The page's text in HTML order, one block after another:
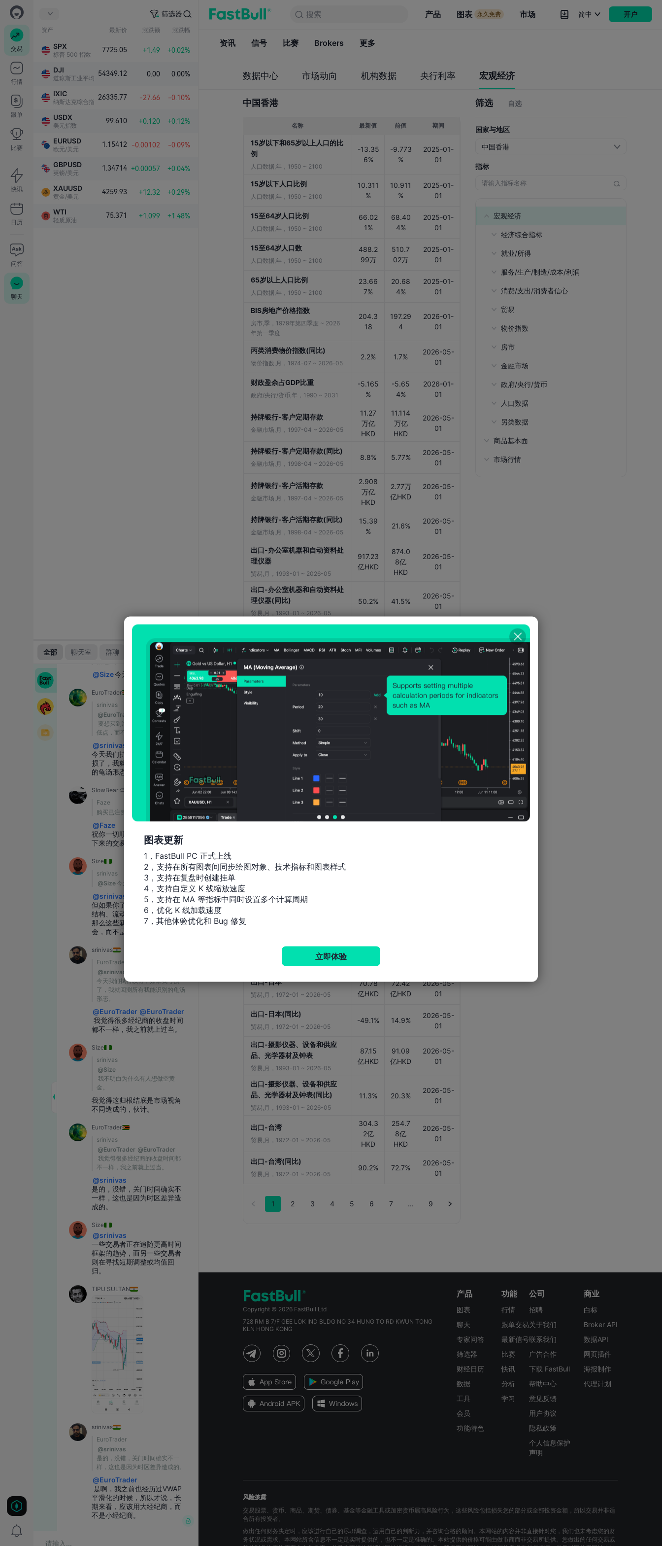
交易
行情
跟单
比赛
快讯
日历
问答
聊天
筛选器
资产 最新价 涨跌额 涨跌幅
SPX
标普 500 指数
7725.05 +1.49 +0.02%
DJI
道琼斯工业平均指数
54349.12 0.00 0.00%
IXIC
纳斯达克综合指数
26335.77 -27.66 -0.10%
USDX
美元指数
99.610 +0.120 +0.12%
EURUSD
欧元/美元
1.15412 -0.00102 -0.09%
GBPUSD
英镑/美元
1.34714 +0.00057 +0.04%
XAUUSD
黄金/美元
4259.93 +12.32 +0.29%
WTI
轻质原油
75.371 +1.099 +1.48%
搜索 产品 图表 永久免费 市场
资讯 信号
简中 开户
搜索
资讯 信号 比赛 Brokers 更多
数据中心 市场动向 机构数据 央行利率 宏观经济
中国香港
名称 最新值 前值 期间
15岁以下和65岁以上人口的比
例
人口数据,年，1950 ~ 2100
-13.35
6%
-9.773
%
2025-01-
01
15岁以下人口比例
人口数据,年，1950 ~ 2100
10.311
%
10.911
%
2025-01-
01
15至64岁人口比例
人口数据,年，1950 ~ 2100
66.02
1%
68.40
4%
2025-01-
01
15至64岁人口数
人口数据,年，1950 ~ 2100
488.2
99万
510.7
02万
2025-01-
01
65岁以上人口比例
人口数据,年，1950 ~ 2100
23.66
7%
20.68
4%
2025-01-
01
BIS房地产价格指数
房市,季，1979年第四季度 ~ 2026
年第一季度
204.3
18
197.29
4
2026-01-
01
丙类消费物价指数(同比)
物价指数,月，1974-07 ~ 2026-05
2.2% 1.7%
2026-05-
01
财政盈余占GDP比重
政府/央行/货币,年，1990 ~ 2031
-5.165
%
-5.65
4%
2026-01-
01
持牌银行-客户定期存款
金融市场,月，1997-04 ~ 2026-05
11.27
万亿
HKD
11.114
万亿
HKD
2026-05-
01
持牌银行-客户定期存款(同比)
金融市场,月，1998-04 ~ 2026-05
8.8% 5.77%
2026-05-
01
持牌银行-客户活期存款
金融市场,月，1997-04 ~ 2026-05
2.908
万亿
HKD
2.77万
亿HKD
2026-05-
01
持牌银行-客户活期存款(同比)
金融市场,月，1998-04 ~ 2026-05
15.39
%
21.6%
2026-05-
01
出口-办公室机器和自动资料处
理仪器
贸易,月，1993-01 ~ 2026-05
917.23
亿HKD
874.0
8亿
HKD
2026-05-
01
出口-办公室机器和自动资料处
理仪器(同比)
贸易,月，1993-01 ~ 2026-05
50.2% 41.5%
2026-05-
01
贸易,月，1993-01 ~ 2026-05
42亿
HKD
61亿
HKD
出口-电动机械、仪器和用具及
零件(同比)
贸易,月，1993-01 ~ 2026-05
2026-05-
01
出口-动力发动机械及设备
贸易,月，1993-01 ~ 2026-05
147.11
165.3
2026-05-
出口-动力发动机械及设备(同
2026-05-
出口-非金属矿物制品
贸易,月，1993-01 ~ 2026-05
2026-05-
出口-非金属矿物制品(同比)
-5.9% 57.5%
贸易,月，1972-01 ~ 2025-12
贸易,月，1972-01 ~ 2025-12
出口-美国(同比)
贸易,月，1972-01 ~ 2026-05
出口-日本
贸易,月，1972-01 ~ 2026-05
70.78
亿HKD
72.42
亿HKD
2026-05-
01
出口-日本(同比)
贸易,月，1972-01 ~ 2026-05
-49.1% 14.9%
2026-05-
01
出口-摄影仪器、设备和供应
品、光学器材及钟表
贸易,月，1993-01 ~ 2026-05
87.15
亿HKD
91.09
亿HKD
2026-05-
01
出口-摄影仪器、设备和供应
品、光学器材及钟表(同比)
贸易,月，1993-01 ~ 2026-05
11.3% 20.3%
2026-05-
01
出口-台湾
贸易,月，1972-01 ~ 2026-05
304.3
2亿
HKD
254.7
8亿
HKD
2026-05-
01
出口-台湾(同比)
贸易,月，1972-01 ~ 2026-05
90.2% 72.7%
2026-05-
01
1 2 3 4 5 6 7 ... 9
筛选 自选
国家与地区
中国香港
指标
宏观经济
经济综合指标
出口占GDP比重
固定资本形成总额占GDP比重
进口占GDP比重
名义国内生产总值(GDP)(NSA,美
比)
名义国内生产总值(GDP)(NSA)
名义国内生产总值(GDP)(PPP,IMF预
名义国内生产总值(GDP)-出口(美元)
名义国内生产总值(GDP)-出口-GDP
占比
名义国内生产总值(GDP)-进口(美元)
名义国内生产总值-资本形成总额(美
元)
名义国内生产总值-资本形成总额(占
GDP 的百分比)
名义人均GDP(PPP,IMF预估)
名义人均GDP(美元,IMF预估)
实际国内生产总值(GDP)(NSA, 同
比)
实际国内生产总值(GDP)(NSA)
实际国内生产总值(GDP)-产品税
(NSA, 同比)
实际国内生产总值(GDP)-出口总额
实际国内生产总值(GDP)-公共行
实际国内生产总值(GDP)-私人消费
开支(NSA, 同比)
实际国内生产总值(GDP)-信息及通
讯(NSA, 同比)
实际国内生产总值(GDP)-邮政及速
递服务(NSA, 同比)
实际国内生产总值(GDP)-运输及仓
库(NSA, 同比)
实际国内生产总值(GDP)-政府消费
开支(NSA, 同比)
实际国内生产总值(GDP)-制造(NSA,
用服务(NSA, 同比)
实际国内生产总值(GDP)-资本形成
就业/所得
就业总人数(所有产业)
劳动参与率-15岁以上(ILO预估)
劳动参与率-15岁至64岁(ILO预估)
劳动参与率-25岁至54岁(ILO预估)
失业率(SA)
服务/生产/制造/成本/利润
每小时实际产出(美元,ILO预估)
每小时实际产出(美元,PWT预估)
消费/支出/消费者信心
零售业销货额-百货公司
零售业销货额-百货公司(同比)
零售业销货额-超级市场
零售业销货额-超级市场(同比)
零售业销货额-超级市场及百货公司
内的超级市场部门(同比)
零售业销货额-耐用消费品
零售业销货额-耐用消费品(同比)
零售业销货额-衣物、鞋类及有关制
品
零售业销货额-衣物、鞋类及有关制
品(同比)
零售业销货额-珠宝首饰、钟表及名
贵礼物
零售业销货额-珠宝首饰、钟表及名
贵礼物(同比)
零售业销货总额
零售业销货总额(同比)
贸易
出口-办公室机器和自动资料处理仪
器(同比)
出口-电动机械、仪器和用具及零件
出口-电动机械、仪器和用具及零件
(同比)
出口-动力发动机械及设备
出口-动力发动机械及设备(同比)
出口-摄影仪器、设备和供应品、光
学器材及钟表
出口-摄影仪器、设备和供应品、光
学器材及钟表(同比)
出口-台湾
出口-台湾(同比)
出口-通讯、录音及音响设备和仪器
出口-通讯、录音及音响设备和仪器
(同比)
出口-衣物及衣物配件
出口-衣物及衣物配件(同比)
出口-印度
出口-印度(同比)
出口-专业、科学及控制用仪器及器
进口-办公室机器和自动资料处理仪
器
进口-办公室机器和自动资料处理仪
器(同比)
进口-电动机械、仪器和用具及零件
进口-电动机械、仪器和用具及零件
(同比)
进口-动力发动机械及设备
进口-菲律宾
进口-菲律宾(同比)
进口-韩国
进口-韩国(同比)
物价指数
丙类消费物价指数(同比)
甲类消费物价指数(同比)
乙类消费物价指数(同比)
综合消费物价指数(同比)
综合消费物价指数-电力、燃气及水
房市
BIS房地产价格指数
房价所得比
私人住宅售价指数(所有类别, 同比)
私人住宅售价指数(所有类别)
私人住宅租金指数(所有类别, 同比)
私人住宅租金指数(所有类别)
金融市场
持牌银行-客户定期存款
持牌银行-客户定期存款(同比)
持牌银行-客户活期存款
持牌银行-客户活期存款(同比)
储蓄存款利率
认可机构客户外币存款
认可机构客户外币存款(同比)
未偿还按揭贷款额
外汇基金
外汇基金票据及债券的未偿还总额
香港=港币拆借利率Hibor(3个月期)
新申请按揭贷款数量
综合利率
最优惠贷款利率
政府/央行/货币
财政盈余占GDP比重
负债证明书
货币供应量(M1)
货币供应量(M1)(同比)
政府负债占GDP比重
人口数据
15岁以下和65岁以上人口的比例
15岁以下人口比例
15至64岁人口比例
年龄中位数
人口净迁移率
人口数(同比)
人口增长率
人口自然增长率
生育率
总人口数
另类数据
地缘政治风险指数
地缘政治风险指数(1985年起)
商品基本面
市场行情
Copyright © 2026 FastBull Ltd
728 RM B 7/F GEE LOK IND BLDG NO 34 HUNG TO RD KWUN TONG
KLN HONG KONG
产品
图表
聊天
专家问答
筛选器
财经日历
数据
工具
会员
功能特色
功能
行情
跟单交易
最新信号
比赛
快讯
分析
学习
公司
招聘
关于我们
联系我们
广告合作
下载 FastBull
帮助中心
意见反馈
用户协议
隐私政策
个人信息保护
声明
商业
白标
Broker API
数据API
网页插件
海报制作
代理计划
风险披露
交易股票、货币、商品、期货、债券、基金等金融工具或加密货币属高风险行为，这些风险包括损失您的部分或全部投资金额，所以交易并非适
合所有投资者。
做出任何财务决定时，应该进行自己的尽职调查，运用自己的判断力，并咨询合格的顾问。本网站的内容并非直接针对您，我们也未考虑您的财
务状况或需求。本网站所含信息不一定是实时提供的，也不一定是准确的。本站提供的价格可能由做市商而非交易所提供。您做出的任何交易或
图表更新
1，FastBull PC 正式上线
2，支持在所有图表间同步绘图对象、技术指标和图表样式
3，支持在复盘时创建挂单
4，支持自定义 K 线缩放速度
5，支持在 MA 等指标中同时设置多个计算周期
6，优化 K 线加载速度
7，其他体验优化和 Bug 修复
立即体验